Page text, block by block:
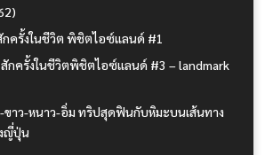
กครั้งในชีวิต พิชิตไอซ์แลนด์ #1
สักครั้งในชีวิตพิชิตไอซ์แลนด์ #3 – landmark
าว-หนาว-อิ่ม ทริปสุดฟินกับหิมะบนเส้นทาง
ญี่ปุ่น